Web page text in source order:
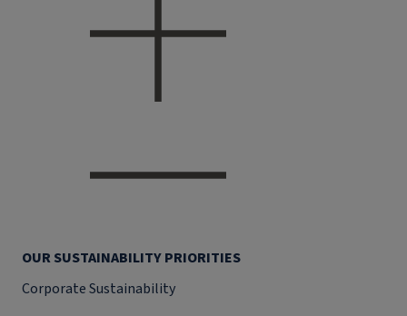
OUR SUSTAINABILITY PRIORITIES
Corporate Sustainability